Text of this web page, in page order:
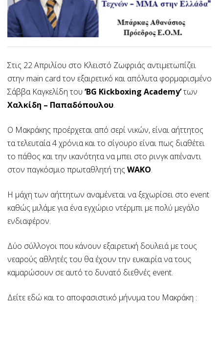
Στις 22 Απριλίου στο Κλειστό Ζωφριάς αντιμετωπίζει
στην main card τον εξαιρετικό και απόλυτα φορμαρισμένο
Σάββα Καγκελίδη του ‘BG Kickboxing Academy’των
Χαλκίδη – Παπαδόπουλου.
Ο Μακράκης προέρχεται από σερί νικών, είναι αήττητος
τα τελευταία 4 χρόνια και το σίγουρο είναι πως διαθέτει
το πάθος και την ικανότητα να μπει στο ρινγκ απέναντι
στον παγκόσμιο πρωταθλητή της WAKO.
Η μάχη των αήττητων αναμένεται να ξεχωρίσει στο event
καθώς μιλάμε για ένα εγχώριο ντέρμπι με πολύ μεγάλο
ενδιαφέρον.
Δύο σύλλογοι που κάνουν εξαιρετική δουλειά με τους
νεαρούς αθλητές του θα έχουν την ευκαιρία να τους
καμαρώσουν σε αυτό το δυνατό διεθνές event.
Δείτε εδώ και το αποφασιστικό μήνυμα του Μακράκη :